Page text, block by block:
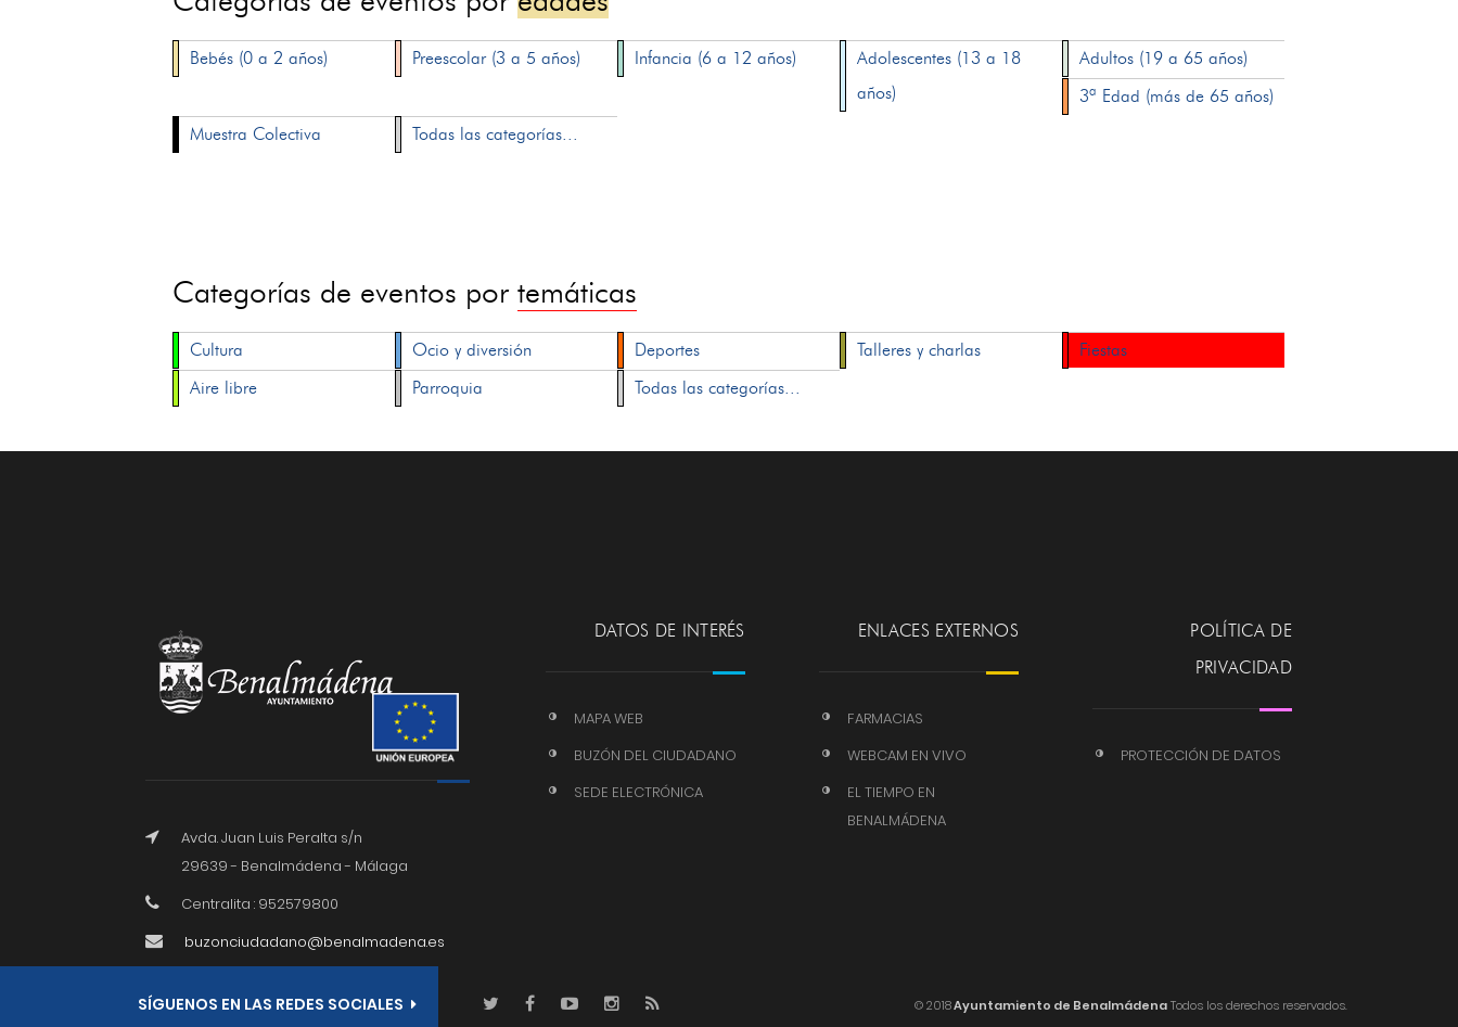
Bebés (0 a 2 años) Preescolar (3 a 5 años) Infancia (6 a 12 años)
Adolescentes (13 a 18
años)
Adultos (19 a 65 años)
3ª Edad (más de 65 años)
Muestra Colectiva
Todas las categorías...
Categorías de eventos portemáticas
Cultura Ocio y diversión Deportes Talleres y charlas
Fiestas
Aire libre
Parroquia Todas las categorías...
Avda. Juan Luis Peralta s/n
29639 - Benalmádena - Málaga
Centralita : 952579800
buzonciudadano@benalmadena.es
DATOS DE INTERÉS
MAPA WEB
BUZÓN DEL CIUDADANO
SEDE ELECTRÓNICA
ENLACES EXTERNOS
FARMACIAS
WEBCAM EN VIVO
EL TIEMPO EN
BENALMÁDENA
POLÍTICA DE
PRIVACIDAD
PROTECCIÓN DE DATOS
SÍGUENOS EN LAS REDES SOCIALES © 2018Ayuntamiento de BenalmádenaTodos los derechos reservados.